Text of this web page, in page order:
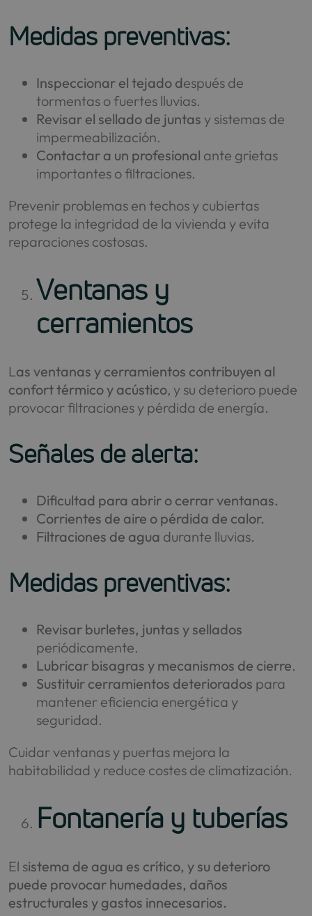
Medidas preventivas:
Inspeccionar el tejado después de
tormentas o fuertes lluvias.
Revisar el sellado de juntas y sistemas de
impermeabilización.
Contactar a un profesional ante grietas
importantes o filtraciones.
Prevenir problemas en techos y cubiertas
protege la integridad de la vivienda y evita
reparaciones costosas.
Ventanas y
cerramientos
Las ventanas y cerramientos contribuyen al
confort térmico y acústico, y su deterioro puede
provocar filtraciones y pérdida de energía.
Señales de alerta:
Dificultad para abrir o cerrar ventanas.
Corrientes de aire o pérdida de calor.
Filtraciones de agua durante lluvias.
Medidas preventivas:
Revisar burletes, juntas y sellados
periódicamente.
Lubricar bisagras y mecanismos de cierre.
Sustituir cerramientos deteriorados para
mantener eficiencia energética y
seguridad.
Cuidar ventanas y puertas mejora la
habitabilidad y reduce costes de climatización.
Fontanería y tuberías
El sistema de agua es crítico, y su deterioro
puede provocar humedades, daños
estructurales y gastos innecesarios.